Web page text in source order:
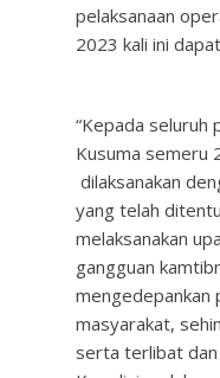
pelaksanaan
2023 kali ini
“Kepada seluruh
Kusuma semeru
dilaksanakan
yang telah
melaksanakan
gangguan
mengedepankan
masyarakat,
serta terlibat